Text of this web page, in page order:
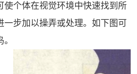
使个体在视觉环境中快速找到所
一步加以操弄或处理。如下图可